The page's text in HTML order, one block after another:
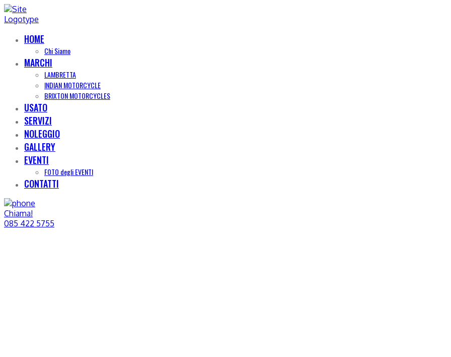
HOME
Chi Siamo
MARCHI
LAMBRETTA
INDIAN MOTORCYCLE
BRIXTON MOTORCYCLES
USATO
SERVIZI
NOLEGGIO
GALLERY
EVENTI
FOTO degli EVENTI
CONTATTI
Chiama!
085 422 5755